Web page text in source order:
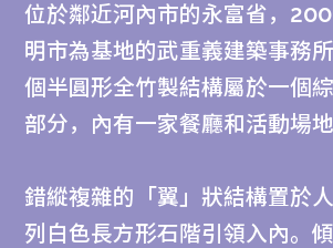
位於鄰近河內市的永富省，
明市為基地的武重義建築事務
個半圓形全竹製結構屬於一個
部分，內有一家餐廳和活動場地
錯縱複雜的「翼」狀結構置於
列白色長方形石階引領入內。